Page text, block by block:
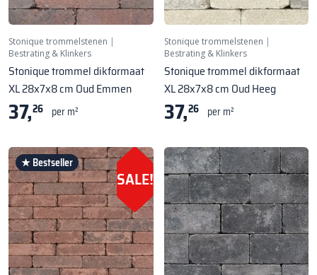
Stonique trommelstenen |
Bestrating & Klinkers
Stonique trommel dikformaat
XL 28x7x8 cm Oud Emmen
37,26 per m²
Stonique trommelstenen |
Bestrating & Klinkers
Stonique trommel dikformaat
XL 28x7x8 cm Oud Heeg
37,26 per m²
★ Bestseller
SALE!